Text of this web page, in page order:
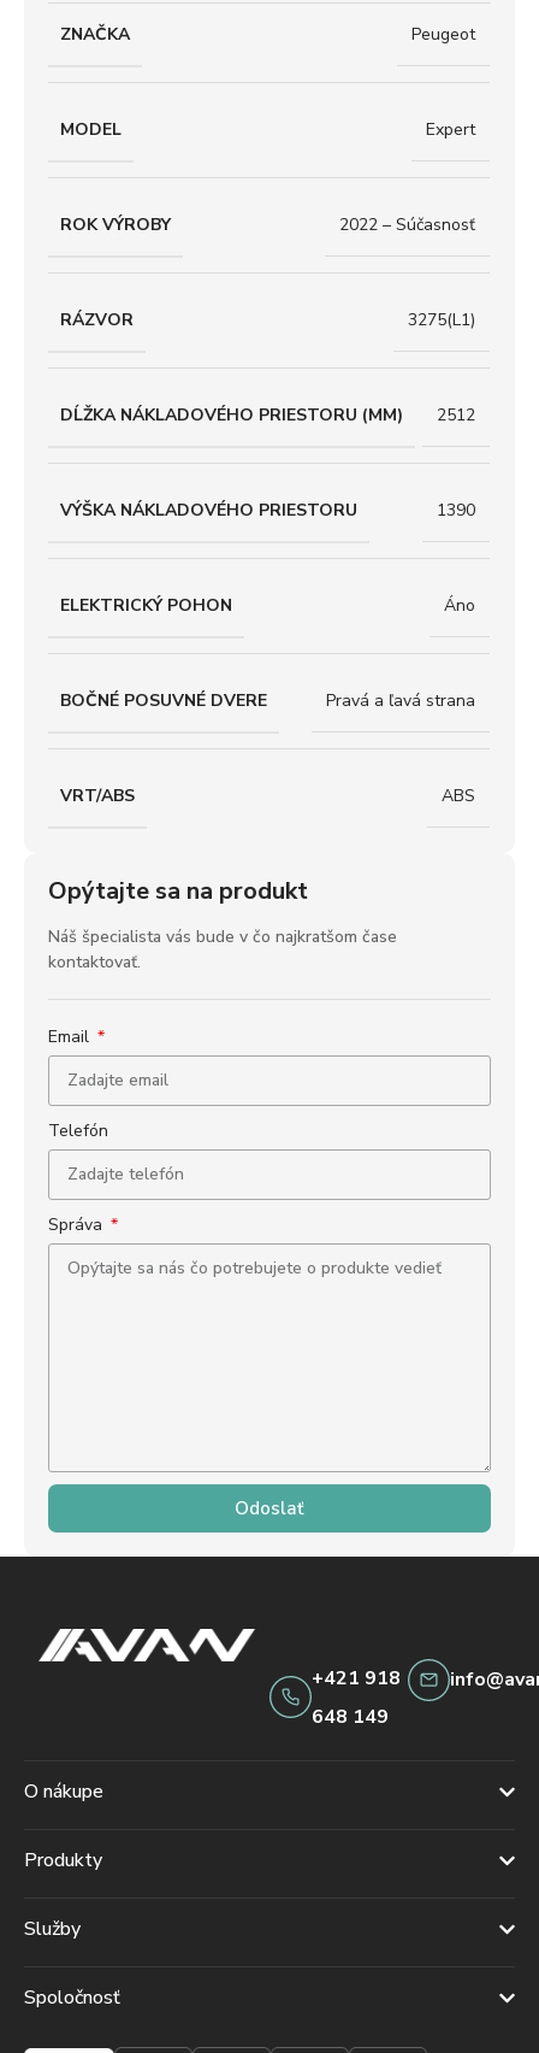
ZNAČKA Peugeot
MODEL Expert
ROK VÝROBY 2022 – Súčasnosť
RÁZVOR 3275(L1)
DĹŽKA NÁKLADOVÉHO PRIESTORU (MM) 2512
VÝŠKA NÁKLADOVÉHO PRIESTORU 1390
ELEKTRICKÝ POHON Áno
BOČNÉ POSUVNÉ DVERE Pravá a ľavá strana
VRT/ABS ABS
Opýtajte sa na produkt
Náš špecialista vás bude v čo najkratšom čase
kontaktovať.
Email
Telefón
Správa
Odoslať
+421 918
648 149
O nákupe
Produkty
Služby
Spoločnosť